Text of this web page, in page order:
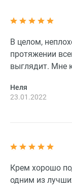
В целом,
протяжении
выглядит. Мне
Неля
23.01.2022
Крем хорошо
одним из